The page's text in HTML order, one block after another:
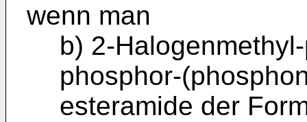
wenn man
b) 2-
phosphor-
esteramide der